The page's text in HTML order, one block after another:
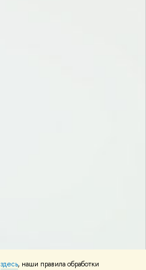
здесь, наши правила обработки